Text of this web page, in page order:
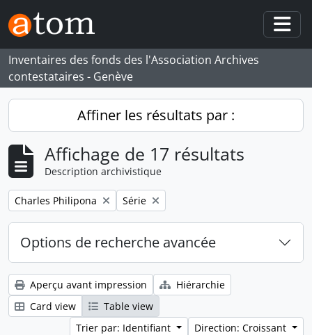
Skip to main content
Inventaires des fonds des l'Association Archives
contestataires - Genève
Affiner les résultats par :
Affichage de 17 résultats
Description archivistique
Remove filter:
Charles Philipona Remove filter:
Série
Options de recherche avancée
Aperçu avant impression
Hiérarchie
Card view
Table view
Trier par: Identifiant
Direction: Croissant